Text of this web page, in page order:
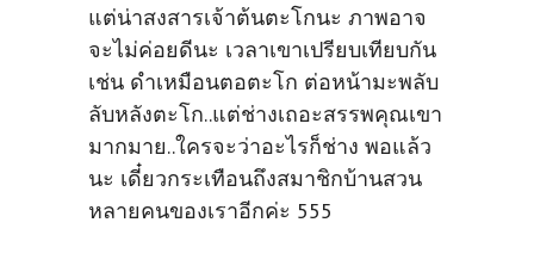
แต่น่าสงสารเจ้าต้นตะโกนะ ภาพอาจ
จะไม่ค่อยดีนะ เวลาเขาเปรียบเทียบกัน
เช่น ดำเหมือนตอตะโก ต่อหน้ามะพลับ
ลับหลังตะโก..แต่ช่างเถอะสรรพคุณเขา
มากมาย..ใครจะว่าอะไรก็ช่าง พอแล้ว
นะ เดี๋ยวกระเทือนถึงสมาชิกบ้านสวน
หลายคนของเราอีกค่ะ 555